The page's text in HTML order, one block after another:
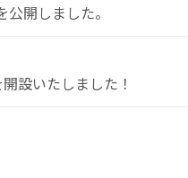
開しました。
設いたしました！